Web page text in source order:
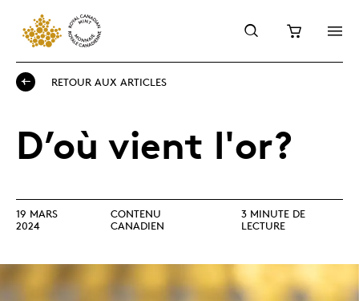
RETOUR AUX ARTICLES
D’où vient l'or?
19 MARS
2024
CONTENU
CANADIEN
3 MINUTE DE
LECTURE